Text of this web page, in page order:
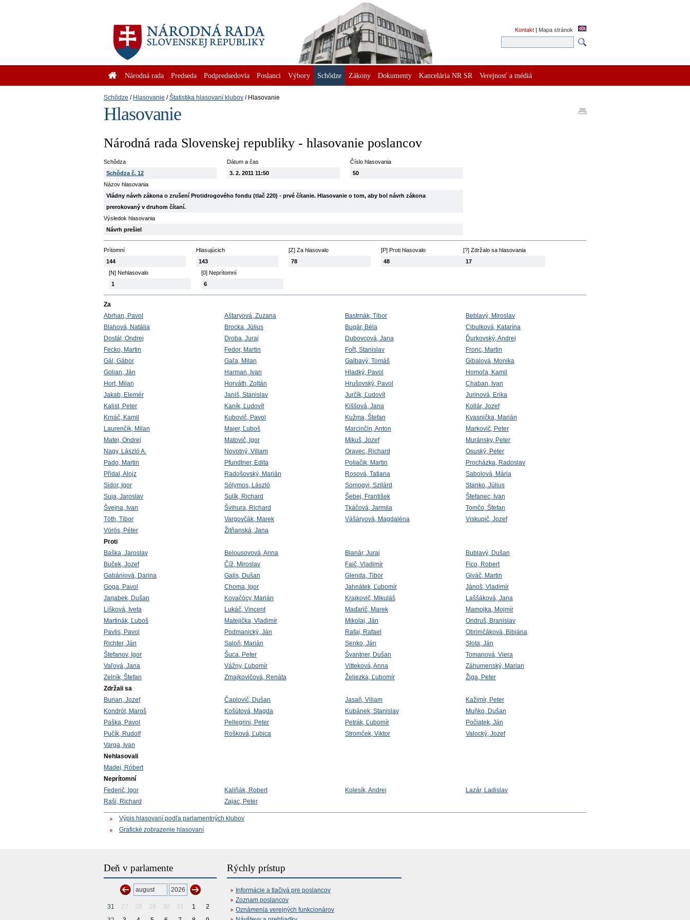
Kontakt | Mapa stránok
Národná rada Predseda Podpredsedovia Poslanci Výbory Schôdze Zákony Dokumenty Kancelária NR SR Verejnosť a médiá
Schôdze Hlasovanie Štatistika hlasovaní klubov Hlasovanie
Hlasovanie
Národná rada Slovenskej republiky - hlasovanie poslancov
Schôdza
Schôdza č. 12
Dátum a čas
3. 2. 2011 11:50
Číslo hlasovania
50
Názov hlasovania
Vládny návrh zákona o zrušení Protidrogového fondu (tlač 220) - prvé čítanie. Hlasovanie o tom, aby bol návrh zákona
prerokovaný v druhom čítaní.
Výsledok hlasovania
Návrh prešiel
Prítomní
144
Hlasujúcich
143
[Z] Za hlasovalo
78
[P] Proti hlasovalo
48
[?] Zdržalo sa hlasovania
17
[N] Nehlasovalo
1
[0] Neprítomní
6
Za
Abrhan, Pavol
Aštaryová, Zuzana Bastrnák, Tibor
Beblavý, Miroslav
Blahová, Natália
Brocka, Július Bugár, Béla
Cibulková, Katarína
Dostál, Ondrej
Droba, Juraj Dubovcová, Jana
Ďurkovský, Andrej
Fecko, Martin
Fedor, Martin Fořt, Stanislav
Fronc, Martin
Gál, Gábor
Gaľa, Milan Galbavý, Tomáš
Gibalová, Monika
Golian, Ján
Harman, Ivan Hladký, Pavol
Homoľa, Kamil
Hort, Milan
Horváth, Zoltán Hrušovský, Pavol
Chaban, Ivan
Jakab, Elemér
Janiš, Stanislav Jurčík, Ľudovít
Jurinová, Erika
Kalist, Peter
Kaník, Ľudovít Kiššová, Jana
Kollár, Jozef
Krnáč, Kamil
Kubovič, Pavol Kužma, Štefan
Kvasnička, Marián
Laurenčík, Milan
Majer, Ľuboš Marcinčin, Anton
Markovič, Peter
Matej, Ondrej
Matovič, Igor Mikuš, Jozef
Muránsky, Peter
Nagy, László A.
Novotný, Viliam Oravec, Richard
Osuský, Peter
Pado, Martin
Pfundtner, Edita Poliačik, Martin
Procházka, Radoslav
Přidal, Alojz
Radošovský, Marián Rosová, Tatiana
Sabolová, Mária
Sidor, Igor
Sólymos, László Somogyi, Szilárd
Stanko, Július
Suja, Jaroslav
Sulík, Richard Šebej, František
Štefanec, Ivan
Švejna, Ivan
Švihura, Richard Tkáčová, Jarmila
Tomčo, Štefan
Tóth, Tibor
Vargovčák, Marek Vášáryová, Magdaléna
Viskupič, Jozef
Vörös, Péter
Žitňanská, Jana
Proti
Baška, Jaroslav
Belousovová, Anna Blanár, Juraj
Bublavý, Dušan
Buček, Jozef
Číž, Miroslav Faič, Vladimír
Fico, Robert
Gabániová, Darina
Galis, Dušan Glenda, Tibor
Glváč, Martin
Goga, Pavol
Choma, Igor Jahnátek, Ľubomír
Jánoš, Vladimír
Jarjabek, Dušan
Kovačócy, Marián Krajkovič, Mikuláš
Laššáková, Jana
Lišková, Iveta
Lukáč, Vincent Maďarič, Marek
Mamojka, Mojmír
Martinák, Ľuboš
Matejička, Vladimír Mikolaj, Ján
Ondruš, Branislav
Pavlis, Pavol
Podmanický, Ján Rafaj, Rafael
Obrimčáková, Bibiána
Richter, Ján
Saloň, Marián Senko, Ján
Slota, Ján
Štefanov, Igor
Šuca, Peter Švantner, Dušan
Tomanová, Viera
Vaľová, Jana
Vážny, Ľubomír Vitteková, Anna
Záhumenský, Marian
Zelník, Štefan
Zmajkovičová, Renáta Želiezka, Ľubomír
Žiga, Peter
Zdržali sa
Burian, Jozef
Čaplovič, Dušan Jasaň, Viliam
Kažimír, Peter
Kondrót, Maroš
Košútová, Magda Kubánek, Stanislav
Muňko, Dušan
Paška, Pavol
Pellegrini, Peter Petrák, Ľubomír
Počiatek, Ján
Pučík, Rudolf
Rošková, Ľubica Stromček, Viktor
Valocký, Jozef
Varga, Ivan
Nehlasovali
Madej, Róbert
Neprítomní
Federič, Igor
Kaliňák, Robert Kolesík, Andrej
Lazár, Ladislav
Raši, Richard
Zajac, Peter
Výpis hlasovaní podľa parlamentných klubov
Grafické zobrazenie hlasovaní
Deň v parlamente
31 27 28 29 30 31 1
2
Rýchly prístup
Informácie a tlačivá pre poslancov
Zoznam poslancov
Oznámenia verejných funkcionárov